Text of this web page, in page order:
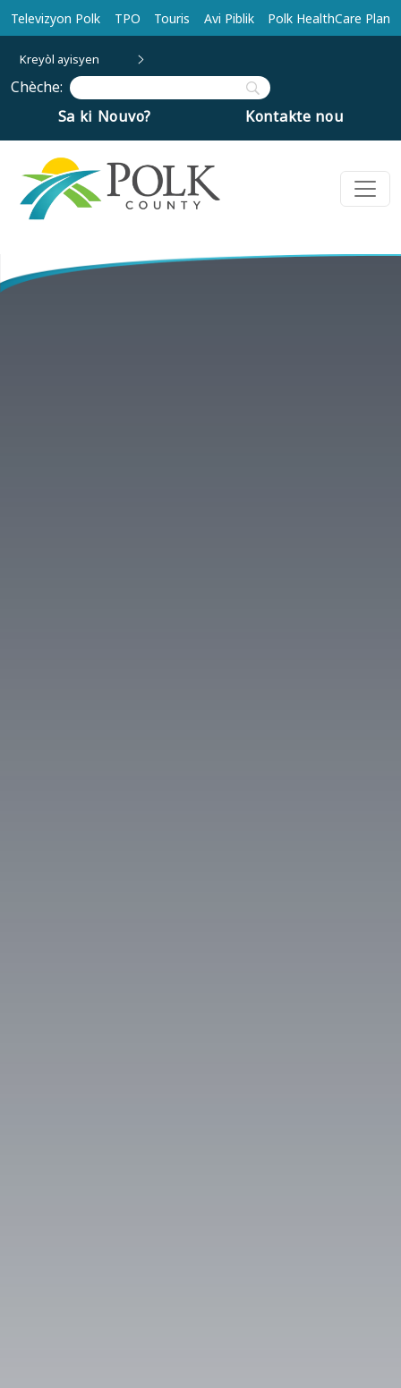
Ale nan kontni prensipal la
Televizyon Polk TPO Touris Avi Piblik Polk HealthCare Plan
Kreyòl ayisyen
Chèche:
Sa ki Nouvo?
Kontakte nou